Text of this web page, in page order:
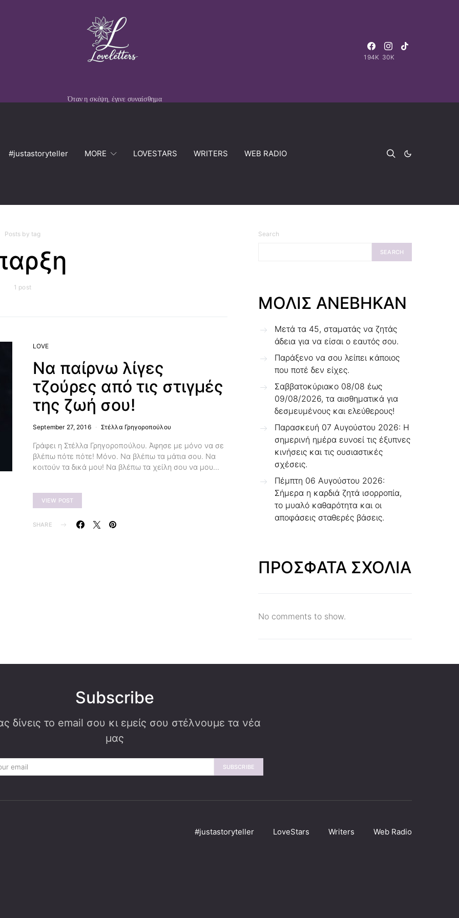
Όταν η σκέψη, έγινε συναίσθημα
194K 30K
#justastoryteller MORE LOVESTARS WRITERS WEB RADIO
Posts by tag
1 post
LOVE
Να παίρνω λίγες
τζούρες από τις στιγμές
της ζωή σου!
September 27, 2016 Στέλλα Γρηγοροπούλου
Γράφει η Στέλλα Γρηγοροπούλου. Άφησε με μόνο να σε
βλέπω πότε πότε! Μόνο. Να βλέπω τα μάτια σου. Να
κοιτούν τα δικά μου! Να βλέπω τα χείλη σου να μου…
VIEW POST
SHARE
Search
SEARCH
ΜΟΛΙΣ ΑΝΕΒΗΚΑΝ
Μετά τα 45, σταματάς να ζητάς
άδεια για να είσαι ο εαυτός σου.
Παράξενο να σου λείπει κάποιος
που ποτέ δεν είχες.
Σαββατοκύριακο 08/08 έως
09/08/2026, τα αισθηματικά για
δεσμευμένους και ελεύθερους!
Παρασκευή 07 Αυγούστου 2026: Η
σημερινή ημέρα ευνοεί τις έξυπνες
κινήσεις και τις ουσιαστικές
σχέσεις.
Πέμπτη 06 Αυγούστου 2026:
Σήμερα η καρδιά ζητά ισορροπία,
το μυαλό καθαρότητα και οι
αποφάσεις σταθερές βάσεις.
ΠΡΟΣΦΑΤΑ ΣΧΟΛΙΑ
No comments to show.
Subscribe
δίνεις το email σου κι εμείς σου στέλνουμε τα νέα
μας
SUBSCRIBE
#justastoryteller LoveStars Writers Web Radio